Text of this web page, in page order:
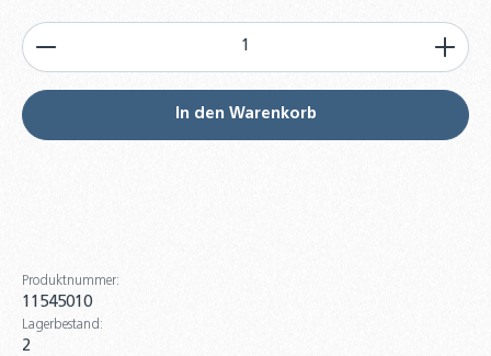
172,90 €
Edelstahlwellrohr 14mm Isolierung
Produkt Anzahl: Gib den gewünschten Wert ein
In den Warenkorb
Produktnummer:
11545010
Lagerbestand:
2